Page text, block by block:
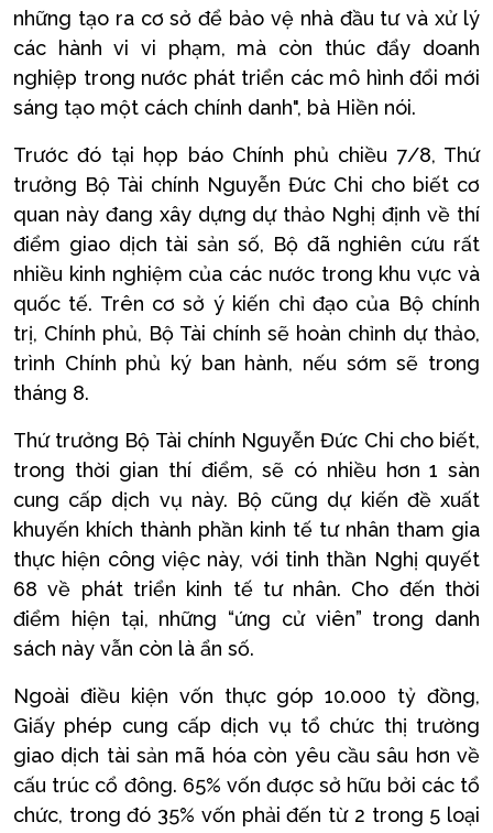
những tạo ra cơ sở để bảo vệ nhà đầu tư và xử lý
các hành vi vi phạm, mà còn thúc đẩy doanh
nghiệp trong nước phát triển các mô hình đổi mới
sáng tạo một cách chính danh", bà Hiền nói.
Trước đó tại họp báo Chính phủ chiều 7/8, Thứ
trưởng Bộ Tài chính Nguyễn Đức Chi cho biết cơ
quan này đang xây dựng dự thảo Nghị định về thí
điểm giao dịch tài sản số, Bộ đã nghiên cứu rất
nhiều kinh nghiệm của các nước trong khu vực và
quốc tế. Trên cơ sở ý kiến chỉ đạo của Bộ chính
trị, Chính phủ, Bộ Tài chính sẽ hoàn chỉnh dự thảo,
trình Chính phủ ký ban hành, nếu sớm sẽ trong
tháng 8.
Thứ trưởng Bộ Tài chính Nguyễn Đức Chi cho biết,
trong thời gian thí điểm, sẽ có nhiều hơn 1 sàn
cung cấp dịch vụ này. Bộ cũng dự kiến đề xuất
khuyến khích thành phần kinh tế tư nhân tham gia
thực hiện công việc này, với tinh thần Nghị quyết
68 về phát triển kinh tế tư nhân. Cho đến thời
điểm hiện tại, những “ứng cử viên” trong danh
sách này vẫn còn là ẩn số.
Ngoài điều kiện vốn thực góp 10.000 tỷ đồng,
Giấy phép cung cấp dịch vụ tổ chức thị trường
giao dịch tài sản mã hóa còn yêu cầu sâu hơn về
cấu trúc cổ đông. 65% vốn được sở hữu bởi các tổ
chức, trong đó 35% vốn phải đến từ 2 trong 5 loại